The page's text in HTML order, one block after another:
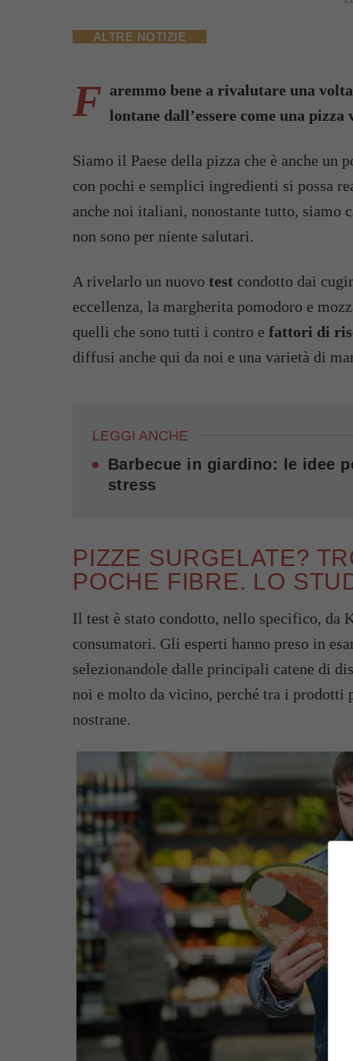
ALTRE NOTIZIE
F aremmo bene a rivalutare una
lontane dall’essere come una
Siamo il Paese della pizza che è anche un
con pochi e semplici ingredienti si possa
anche noi italiani, nonostante tutto, siamo
non sono per niente salutari.
A rivelarlo un nuovo test condotto dai
eccellenza, la margherita pomodoro e
quelli che sono tutti i contro e fattori di
diffusi anche qui da noi e una varietà di
LEGGI ANCHE
Barbecue in giardino: le idee
stress
PIZZE SURGELATE?
POCHE FIBRE. LO
Il test è stato condotto, nello specifico, da
consumatori. Gli esperti hanno preso in
selezionandole dalle principali catene di
noi e molto da vicino, perché tra i prodotti
nostrane.